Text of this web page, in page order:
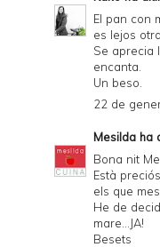
El pan con
es lejos
Se aprecia
encanta.
Un beso.
22 de
Mesilda ha
Bona nit
Està
els que
He de
mare...JA!
Besets